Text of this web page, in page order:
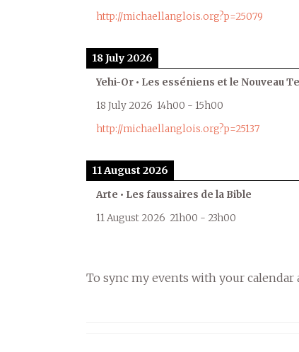
http://michaellanglois.org?p=25079
18 July 2026
Yehi-Or • Les esséniens et le Nouveau
18 July 2026 14h00 - 15h00
http://michaellanglois.org?p=25137
11 August 2026
Arte • Les faussaires de la Bible
11 August 2026 21h00 - 23h00
To sync my events with your calendar